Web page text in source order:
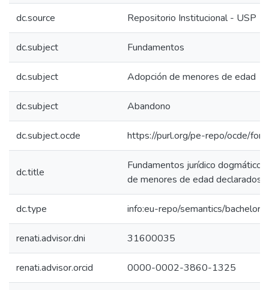
dc.source Repositorio Institucional - USP
dc.subject Fundamentos
dc.subject Adopción de menores de edad
dc.subject Abandono
dc.subject.ocde https://purl.org/pe-repo/ocde/
dc.title
Fundamentos jurídico dogmático
de menores de edad declarados
dc.type info:eu-repo/semantics/
renati.advisor.dni 31600035
renati.advisor.orcid 0000-0002-3860-1325